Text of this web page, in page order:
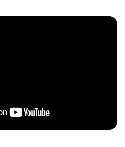
Mehmet Yıldırım,
dereceye giren
sunuculuk, şarkıcılık ve